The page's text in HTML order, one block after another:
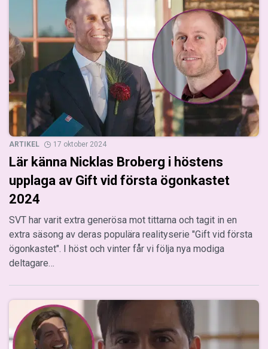
ARTIKEL 17 oktober 2024
Lär känna Nicklas Broberg i höstens
upplaga av Gift vid första ögonkastet
2024
SVT har varit extra generösa mot tittarna och tagit in en
extra säsong av deras populära realityserie "Gift vid första
ögonkastet". I höst och vinter får vi följa nya modiga
deltagare…